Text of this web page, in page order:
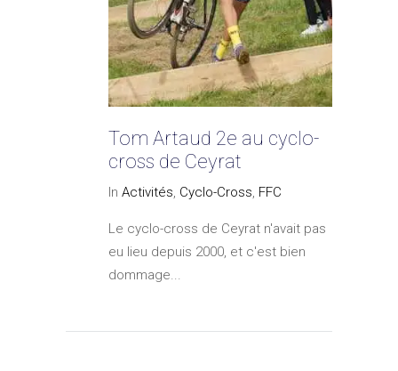
Tom Artaud 2e au cyclo-
cross de Ceyrat
In Activités Cyclo-Cross FFC
Le cyclo-cross de Ceyrat n'avait pas
eu lieu depuis 2000, et c'est bien
dommage...